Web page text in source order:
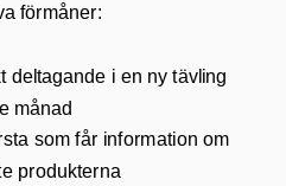
förmåner:
deltagande i en ny tävling
månad
som får information om
produkterna